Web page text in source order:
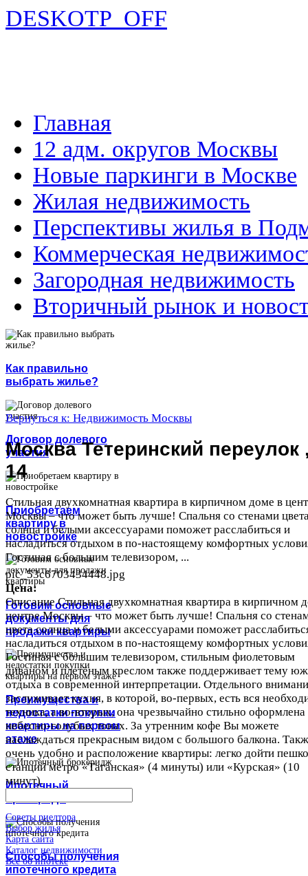
DESKOTP_OFF
Главная
12 адм. округов Москвы
Новые паркинги в Москве
Жилая недвижимость
Перспективы жилья в
Коммерческая
Загородная недвижимость
Вторичный рынок и
Как правильно
выбрать жилье?
Договор долевого
участия
Приобретаем
квартиру в
новостройке
Готовим основные
документы для
продажи квартиры
Преимущества и
недостатки покупки
квартиры на первом
этаже
Ипотечный
Способы получения
ипотечного кредита
Вернуться к: Недвижимость Москвы
Москва Тетеринский переулок
14
Стильная двухкомнатная квартира в кирпичном доме в
Москвы – что может быть лучше! Спальня со стенами
солнца и белыми аксессуарами поможет расслабиться и
насладиться отдыхом в по-настоящему комфортных
Гостиная с большим телевизором, ...
pic_53c6703434448.jpg
Цена:
ОписаниеСтильная двухкомнатная квартира в кирпичном
центре Москвы – что может быть лучше! Спальня со
цвета солнца и белыми аксессуарами поможет
насладиться отдыхом в по-настоящему комфортных
Гостиная с большим телевизором, стильным фиолетовым
диваном и плетёным креслом также поддерживает тему
отдыха в современной интерпретации. Отдельного
заслуживает кухня, в которой, во-первых, есть вся
техника, а во-вторых, она чрезвычайно стильно оформлена
небесно-голубых тонах. За утренним кофе Вы можете
наслаждаться прекрасным видом с большого балкона.
очень удобно и расположение квартиры: легко дойти
станций метро «Таганская» (4 минуты) или «Курская» (10
минут).
Советы риелтора
Выбор жилья
Карта сайта
Каталог недвижимости
Все об ипотеке